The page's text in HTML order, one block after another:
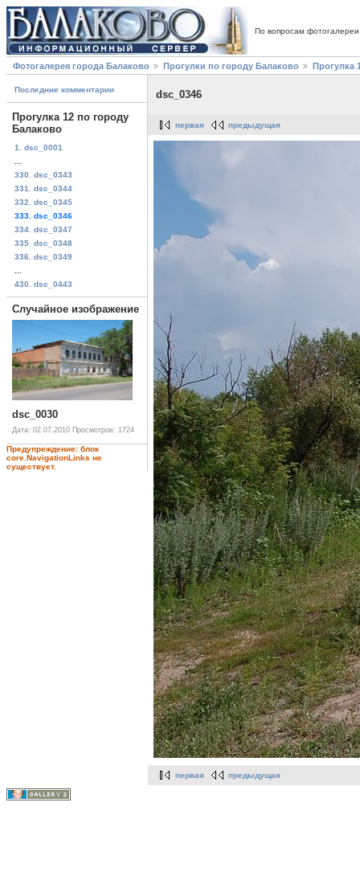
По вопросам
Фотогалерея города Балаково Прогулки по городу Балаково Прогулка
Последние комментарии
Прогулка 12 по городу
Балаково
1. dsc_0001
330. dsc_0343
331. dsc_0344
332. dsc_0345
333. dsc_0346
334. dsc_0347
335. dsc_0348
336. dsc_0349
430. dsc_0443
Случайное изображение
dsc_0030
Дата: 02.07.2010 Просмотров: 1724
Предупреждение: блок
core.NavigationLinks не
существует.
dsc_0346
первая предыдущая
первая предыдущая